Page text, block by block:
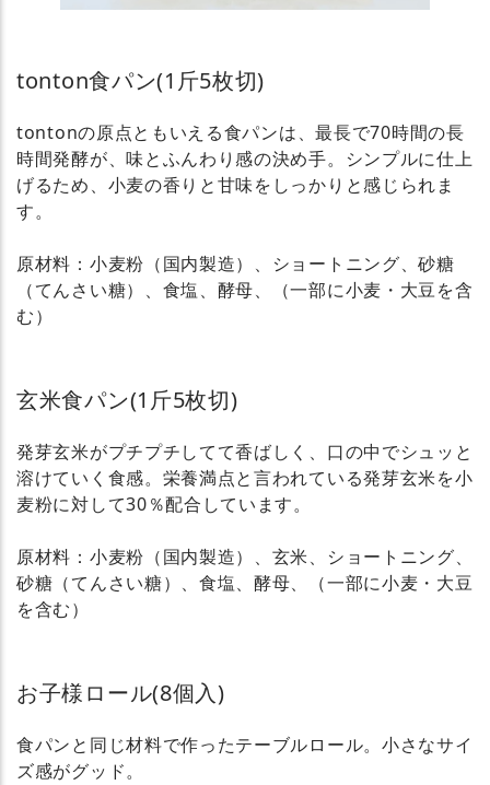
tonton食パン(1斤5枚切)
tontonの原点ともいえる食パンは、最長で70時間の長
時間発酵が、味とふんわり感の決め手。シンプルに仕上
げるため、小麦の香りと甘味をしっかりと感じられま
す。
原材料：小麦粉（国内製造）、ショートニング、砂糖
（てんさい糖）、食塩、酵母、（一部に小麦・大豆を含
む）
玄米食パン(1斤5枚切)
発芽玄米がプチプチしてて香ばしく、口の中でシュッと
溶けていく食感。栄養満点と言われている発芽玄米を小
麦粉に対して30％配合しています。
原材料：小麦粉（国内製造）、玄米、ショートニング、
砂糖（てんさい糖）、食塩、酵母、（一部に小麦・大豆
を含む）
お子様ロール(8個入)
食パンと同じ材料で作ったテーブルロール。小さなサイ
ズ感がグッド。